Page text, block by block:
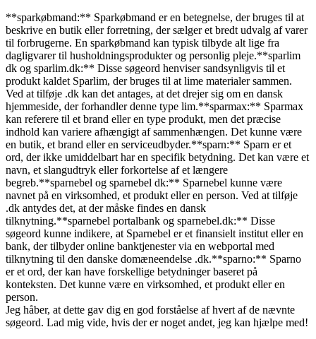
**sparkøbmand:** Sparkøbmand er en betegnelse, der bruges til at
beskrive en butik eller forretning, der sælger et bredt udvalg af varer
til forbrugerne. En sparkøbmand kan typisk tilbyde alt lige fra
dagligvarer til husholdningsprodukter og personlig pleje.**sparlim
dk og sparlim.dk:** Disse søgeord henviser sandsynligvis til et
produkt kaldet Sparlim, der bruges til at lime materialer sammen.
Ved at tilføje .dk kan det antages, at det drejer sig om en dansk
hjemmeside, der forhandler denne type lim.**sparmax:** Sparmax
kan referere til et brand eller en type produkt, men det præcise
indhold kan variere afhængigt af sammenhængen. Det kunne være
en butik, et brand eller en serviceudbyder.**sparn:** Sparn er et
ord, der ikke umiddelbart har en specifik betydning. Det kan være et
navn, et slangudtryk eller forkortelse af et længere
begreb.**sparnebel og sparnebel dk:** Sparnebel kunne være
navnet på en virksomhed, et produkt eller en person. Ved at tilføje
.dk antydes det, at der måske findes en dansk
tilknytning.**sparnebel portalbank og sparnebel.dk:** Disse
søgeord kunne indikere, at Sparnebel er et finansielt institut eller en
bank, der tilbyder online banktjenester via en webportal med
tilknytning til den danske domæneendelse .dk.**sparno:** Sparno
er et ord, der kan have forskellige betydninger baseret på
konteksten. Det kunne være en virksomhed, et produkt eller en
person.
Jeg håber, at dette gav dig en god forståelse af hvert af de nævnte
søgeord. Lad mig vide, hvis der er noget andet, jeg kan hjælpe med!